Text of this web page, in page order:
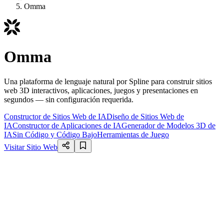
Omma
Omma
Una plataforma de lenguaje natural por Spline para construir sitios
web 3D interactivos, aplicaciones, juegos y presentaciones en
segundos — sin configuración requerida.
Constructor de Sitios Web de IADiseño de Sitios Web de
IAConstructor de Aplicaciones de IAGenerador de Modelos 3D de
IASin Código y Código BajoHerramientas de Juego
Visitar Sitio Web